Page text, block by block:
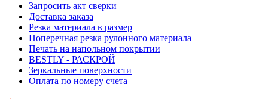
Запросить акт сверки
Доставка заказа
Резка материала в размер
Поперечная резка рулонного материала
Печать на напольном покрытии
BESTLY - РАСКРОЙ
Зеркальные поверхности
Оплата по номеру счета